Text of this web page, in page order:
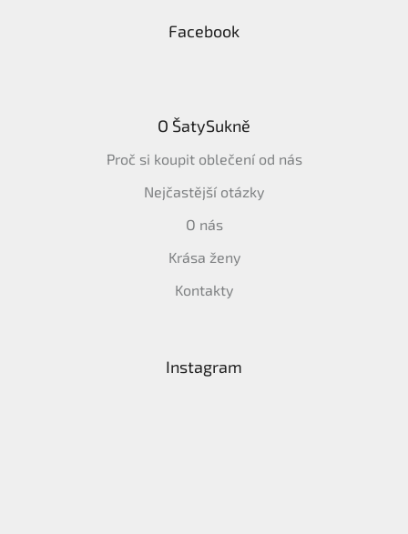
Facebook
O ŠatySukně
Proč si koupit oblečení od nás
Nejčastější otázky
O nás
Krása ženy
Kontakty
Instagram